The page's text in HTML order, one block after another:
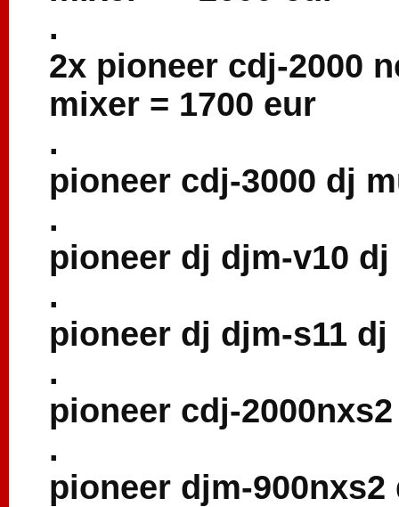
.
2x pioneer cdj-2000
mixer = 1700 eur
.
pioneer cdj-3000 dj
.
pioneer dj djm-v10 dj
.
pioneer dj djm-s11 dj
.
pioneer cdj-
.
pioneer djm-